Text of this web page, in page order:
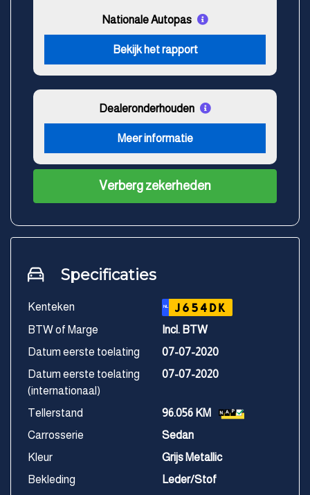
Nationale Autopas
Bekijk het rapport
Dealeronderhouden
Meer informatie
Verberg zekerheden
Specificaties
Kenteken NL J654DK
BTW of Marge
Incl. BTW
Datum eerste toelating
07-07-2020
Datum eerste toelating
(internationaal)
07-07-2020
Tellerstand
96.056 KM
Carrosserie
Sedan
Kleur
Grijs Metallic
Bekleding
Leder/Stof